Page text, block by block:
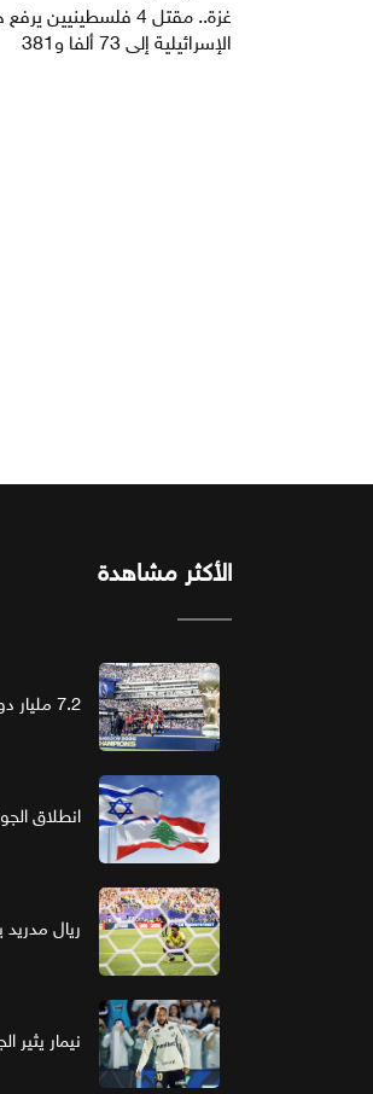
غزة.. مقتل 4 فلسطينيين
الإسرائيلية إلى 73 ألفا و381
الأكثر مشاهدة
7.2 مليار دولار.. كيف حول كأس العالم الرعاية إلى استثمار ذهبي؟
انطلاق
ريال
نيمار يثير